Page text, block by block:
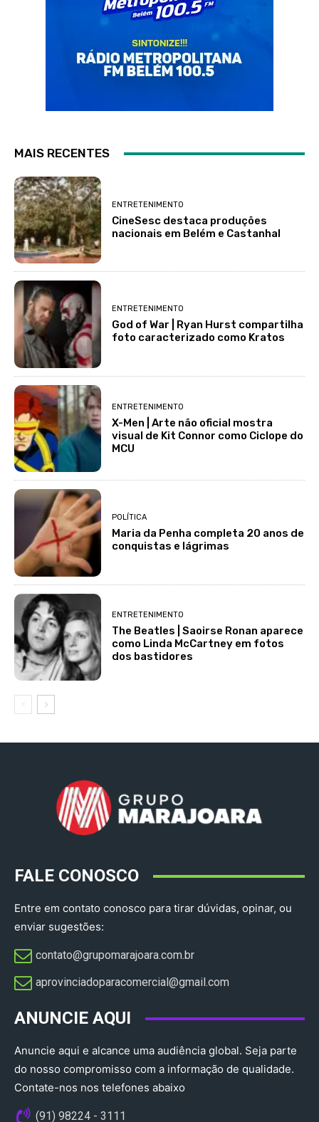
MAIS RECENTES
ENTRETENIMENTO
CineSesc destaca produções
nacionais em Belém e Castanhal
ENTRETENIMENTO
God of War | Ryan Hurst compartilha
foto caracterizado como Kratos
ENTRETENIMENTO
X-Men | Arte não oficial mostra
visual de Kit Connor como Ciclope do
MCU
POLÍTICA
Maria da Penha completa 20 anos de
conquistas e lágrimas
ENTRETENIMENTO
The Beatles | Saoirse Ronan aparece
como Linda McCartney em fotos
dos bastidores
FALE CONOSCO
Entre em contato conosco para tirar dúvidas, opinar, ou
enviar sugestões:
contato@grupomarajoara.com.br
aprovinciadoparacomercial@gmail.com​
ANUNCIE AQUI
Anuncie aqui e alcance uma audiência global. Seja parte
do nosso compromisso com a informação de qualidade.
Contate-nos nos telefones abaixo
(91) 98224 - 3111